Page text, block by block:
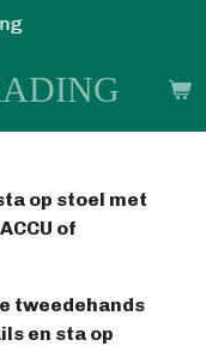
op stoel met
of
tweedehands
en sta op